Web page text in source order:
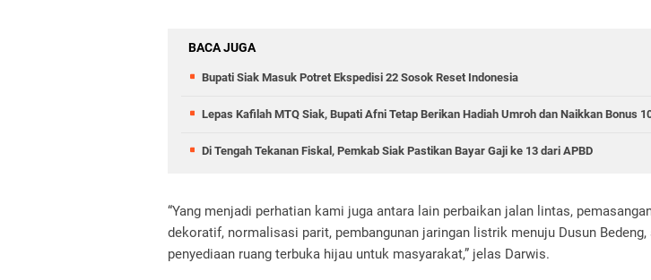
BACA JUGA
Bupati Siak Masuk Potret Ekspedisi 22 Sosok Reset Indonesia
Lepas Kafilah MTQ Siak, Bupati Afni Tetap Berikan Hadiah Umroh dan Naikkan Bonus
Di Tengah Tekanan Fiskal, Pemkab Siak Pastikan Bayar Gaji ke 13 dari APBD
“Yang menjadi perhatian kami juga antara lain perbaikan jalan lintas,
dekoratif, normalisasi parit, pembangunan jaringan listrik menuju Dusun Bedeng,
penyediaan ruang terbuka hijau untuk masyarakat,” jelas Darwis.